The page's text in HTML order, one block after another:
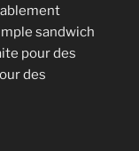
sandwich
pour des
des